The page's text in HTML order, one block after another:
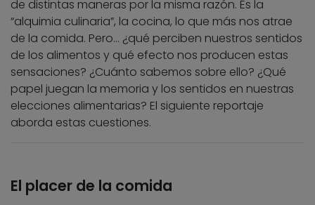
de distintas maneras por la misma razón. Es la
“alquimia culinaria”, la cocina, lo que más nos atrae
de la comida. Pero… ¿qué perciben nuestros sentidos
de los alimentos y qué efecto nos producen estas
sensaciones? ¿Cuánto sabemos sobre ello? ¿Qué
papel juegan la memoria y los sentidos en nuestras
elecciones alimentarias? El siguiente reportaje
aborda estas cuestiones.
El placer de la comida